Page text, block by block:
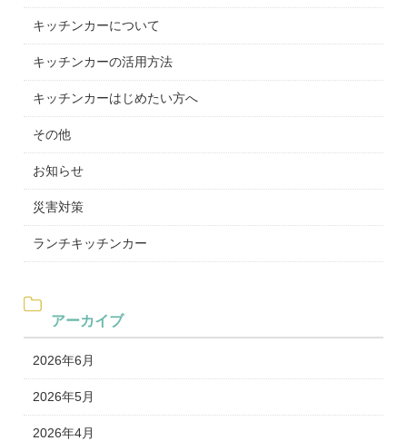
キッチンカーについて
キッチンカーの活用方法
キッチンカーはじめたい方へ
その他
お知らせ
災害対策
ランチキッチンカー
アーカイブ
2026年6月
2026年5月
2026年4月